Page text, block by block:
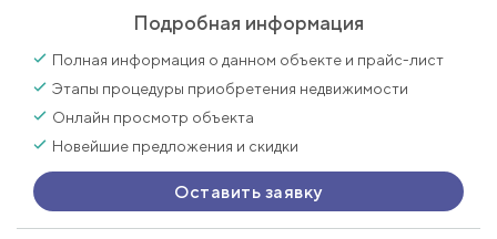
Подробная информация
Полная информация о данном объекте и прайс-лист
Этапы процедуры приобретения недвижимости
Онлайн просмотр объекта
Новейшие предложения и скидки
Оставить заявку